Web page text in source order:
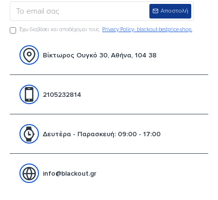
Αποστολή
Έχω διαβάσει και αποδέχομαι τους Privacy Policy- blackout-bestprice-shop.
Βίκτωρος Ουγκό 30, Αθήνα, 104 38
2105232814
Δευτέρα - Παρασκευή: 09:00 - 17:00
info@blackout.gr